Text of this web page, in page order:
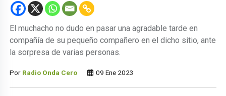
El muchacho no dudo en pasar una agradable tarde en
compañía de su pequeño compañero en el dicho sitio, ante
la sorpresa de varias personas.
Por Radio Onda Cero 09 Ene 2023